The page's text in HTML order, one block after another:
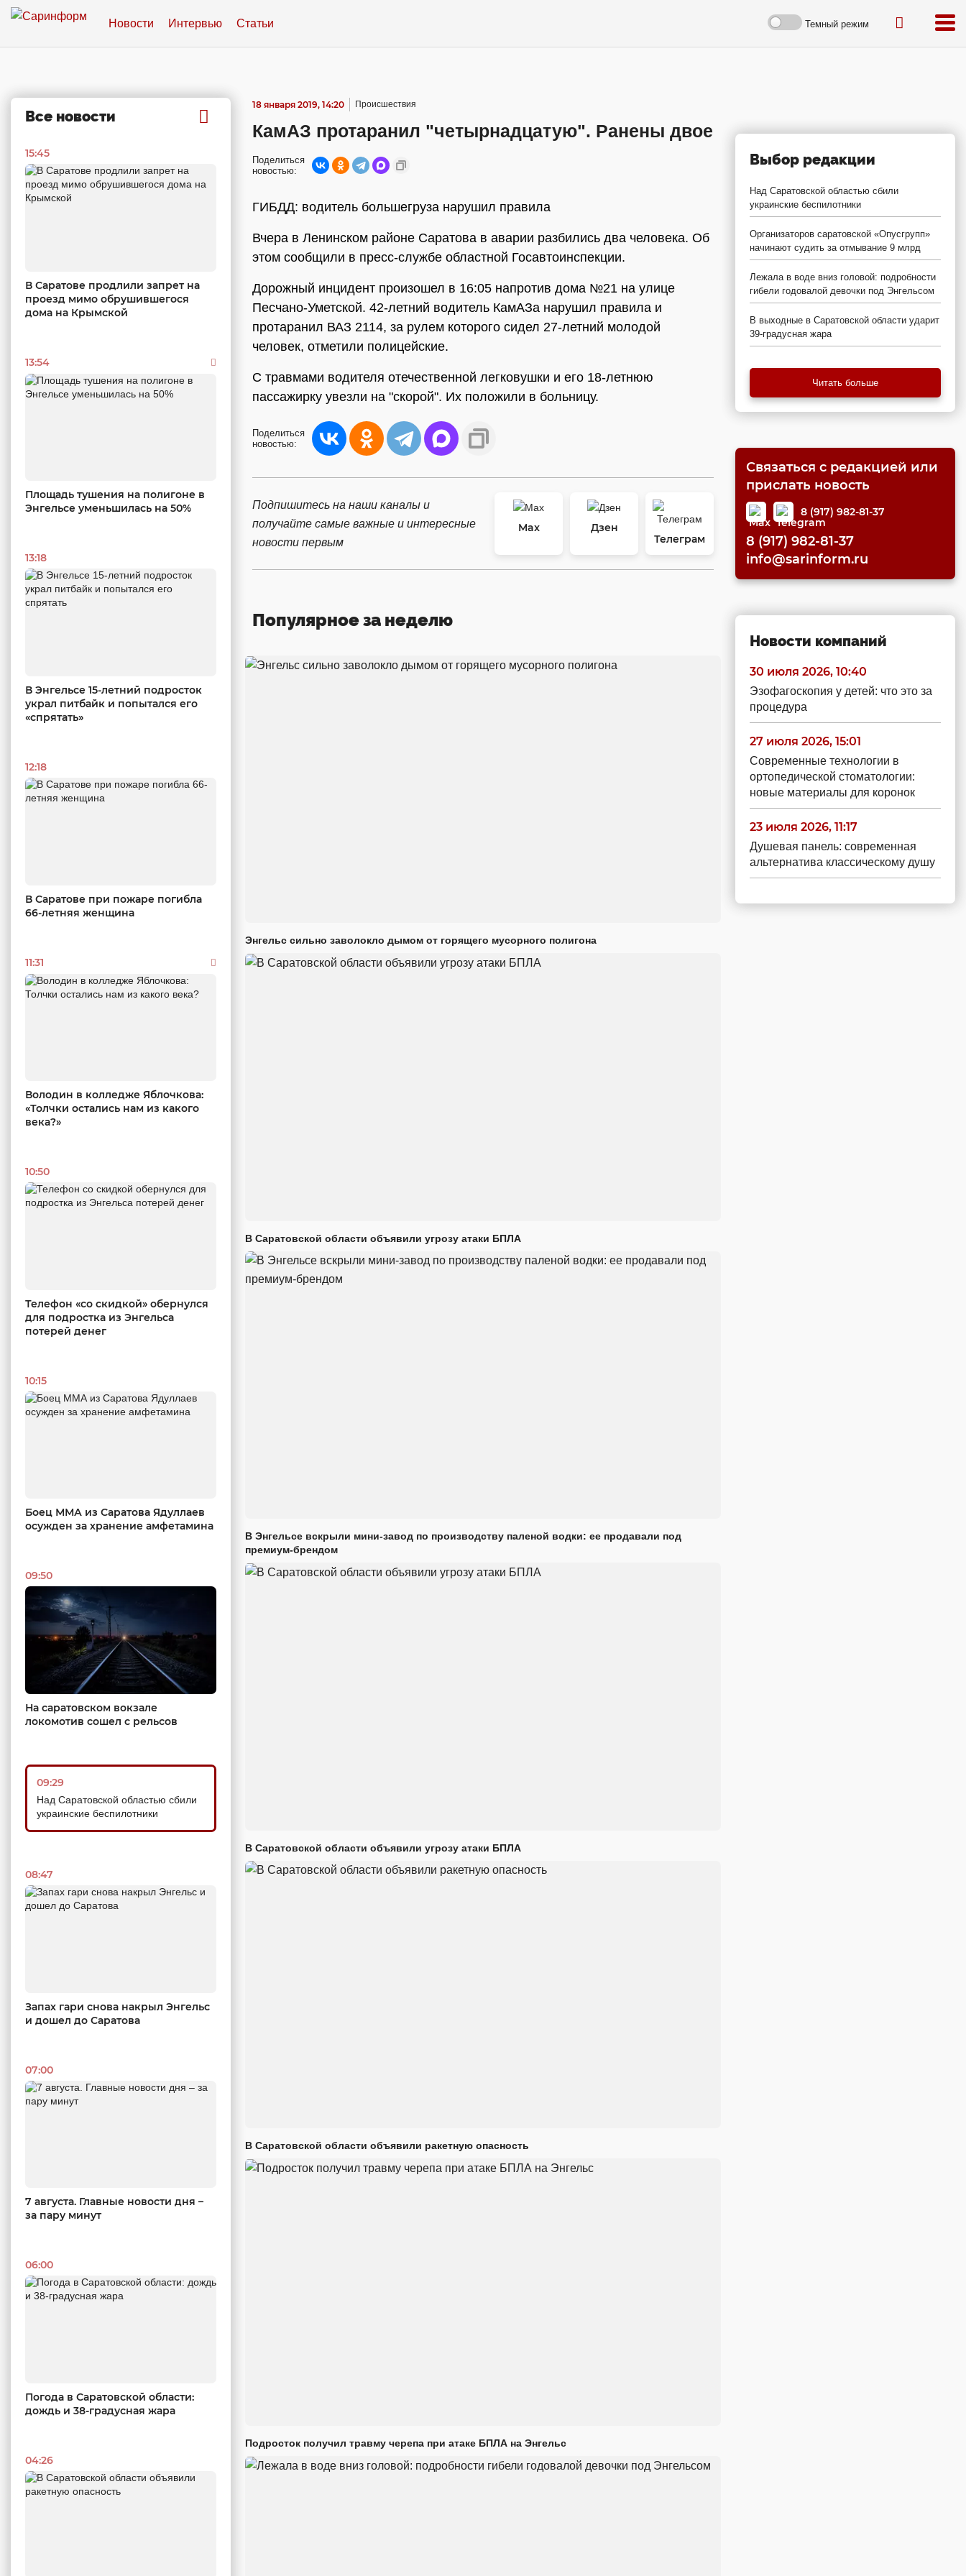
Новости Интервью Статьи Темный режим
Все новости
15:45
В Саратове продлили запрет на
проезд мимо обрушившегося
дома на Крымской
13:54
Площадь тушения на полигоне в
Энгельсе уменьшилась на 50%
13:18
В Энгельсе 15-летний подросток
украл питбайк и попытался его
«спрятать»
12:18
В Саратове при пожаре погибла
66-летняя женщина
11:31
Володин в колледже Яблочкова:
«Толчки остались нам из какого
века?»
10:50
Телефон «со скидкой» обернулся
для подростка из Энгельса
потерей денег
10:15
Боец ММА из Саратова Ядуллаев
осужден за хранение амфетамина
09:50
На саратовском вокзале
локомотив сошел с рельсов
09:29
Над Саратовской областью сбили
украинские беспилотники
08:47
Запах гари снова накрыл Энгельс
и дошел до Саратова
07:00
7 августа. Главные новости дня –
за пару минут
06:00
Погода в Саратовской области:
дождь и 38-градусная жара
04:26
18 января 2019, 14:20 Происшествия
КамАЗ протаранил "четырнадцатую". Ранены двое
Поделиться
новостью:
ГИБДД: водитель большегруза нарушил правила
Вчера в Ленинском районе Саратова в аварии разбились два человека. Об
этом сообщили в пресс-службе областной Госавтоинспекции.
Дорожный инцидент произошел в 16:05 напротив дома №21 на улице
Песчано-Уметской. 42-летний водитель КамАЗа нарушил правила и
протаранил ВАЗ 2114, за рулем которого сидел 27-летний молодой
человек, отметили полицейские.
С травмами водителя отечественной легковушки и его 18-летнюю
пассажирку увезли на "скорой". Их положили в больницу.
Поделиться
новостью:
Подпишитесь на наши каналы и
получайте самые важные и интересные
новости первым
Max
Дзен
Телеграм
Популярное за неделю
Энгельс сильно заволокло дымом от горящего мусорного полигона
В Саратовской области объявили угрозу атаки БПЛА
В Энгельсе вскрыли мини-завод по производству паленой водки: ее продавали под
премиум-брендом
В Саратовской области объявили угрозу атаки БПЛА
В Саратовской области объявили ракетную опасность
Подросток получил травму черепа при атаке БПЛА на Энгельс
Выбор редакции
Над Саратовской областью сбили
украинские беспилотники
Организаторов саратовской «Опусгрупп»
начинают судить за отмывание 9 млрд
Лежала в воде вниз головой: подробности
гибели годовалой девочки под Энгельсом
В выходные в Саратовской области ударит
39-градусная жара
Читать больше
Связаться с редакцией или
прислать новость
8 (917) 982-81-37
8 (917) 982-81-37
info@sarinform.ru
Новости компаний
30 июля 2026, 10:40
Эзофагоскопия у детей: что это за
процедура
27 июля 2026, 15:01
Современные технологии в
ортопедической стоматологии:
новые материалы для коронок
23 июля 2026, 11:17
Душевая панель: современная
альтернатива классическому душу